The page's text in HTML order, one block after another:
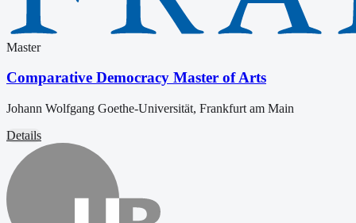
Master
Comparative Democracy Master of Arts
Johann Wolfgang Goethe-Universität, Frankfurt am Main
Details